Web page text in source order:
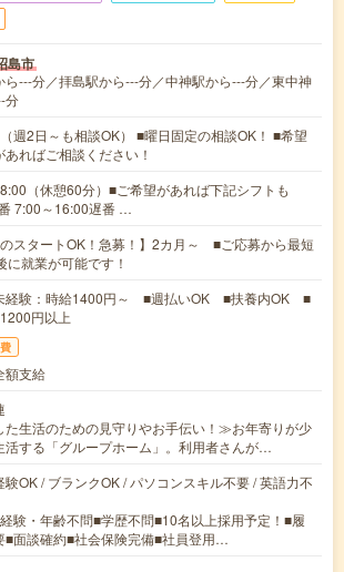
島市
ら---分／拝島駅から---分／中神駅から---分／東中神
分
週2日～も相談OK） ■曜日固定の相談OK！ ■希望
あればご相談ください！
（休憩60分）■ご希望があれば下記シフトも
7:00～16:00遅番 …
のスタートOK！急募！】2カ月～ ■ご応募から最短
に就業が可能です！
経験：時給1400円～ ■週払いOK ■扶養内OK ■
円以上
額支給
生活のための見守りやお手伝い！≫お年寄りが少
活する「グループホーム」。利用者さんが…
験OK / ブランクOK / パソコンスキル不要 / 英語力不
験・年齢不問■学歴不問■10名以上採用予定！■履
■面談確約■社会保険完備■社員登用…